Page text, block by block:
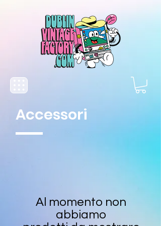
Al momento non
abbiamo
Accessori